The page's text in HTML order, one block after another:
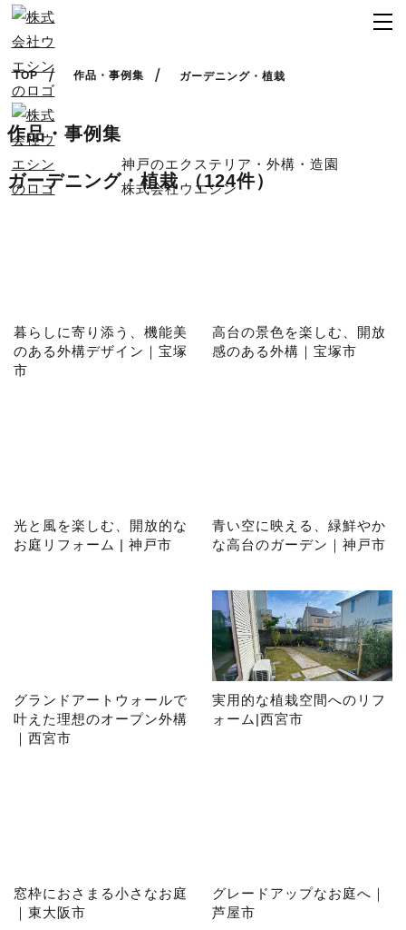
神戸のエクステリア・外構・造園
株式会社ウエシン
TOP 作品・事例集 ガーデニング・植栽
作品・事例集
ガーデニング・植栽（124件）
暮らしに寄り添う、機能美
のある外構デザイン｜宝塚
市
高台の景色を楽しむ、開放
感のある外構｜宝塚市
光と風を楽しむ、開放的な
お庭リフォーム | 神戸市
青い空に映える、緑鮮やか
な高台のガーデン｜神戸市
グランドアートウォールで
叶えた理想のオープン外構
｜西宮市
実用的な植栽空間へのリフ
ォーム|西宮市
窓枠におさまる小さなお庭
｜東大阪市
グレードアップなお庭へ｜
芦屋市